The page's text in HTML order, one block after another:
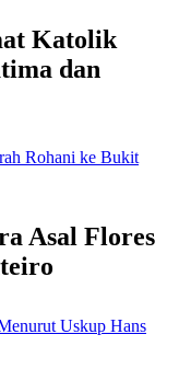
Katolik
dan
Asal Flores